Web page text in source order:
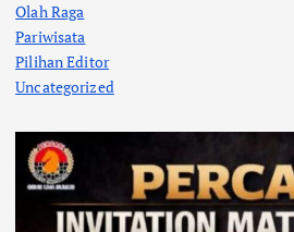
Olah Raga
Pariwisata
Pilihan Editor
Uncategorized